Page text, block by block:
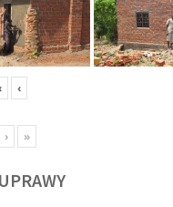
‹
› »